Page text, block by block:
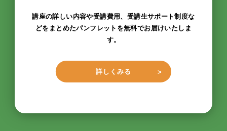
講座の詳しい内容や受講費用、受講生サポート制度な
どをまとめたパンフレットを無料でお届けいたしま
す。
詳しくみる